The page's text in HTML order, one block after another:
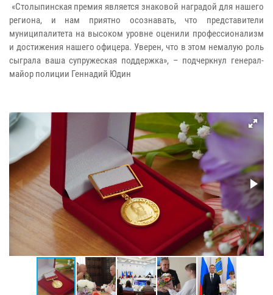
«Столыпинская премия является знаковой наградой для нашего
региона, и нам приятно осознавать, что представители
муниципалитета на высоком уровне оценили профессионализм
и достижения нашего офицера. Уверен, что в этом немалую роль
сыграла ваша супружеская поддержка», – подчеркнул генерал-
майор полиции Геннадий Юдин